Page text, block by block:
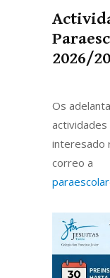
2026/
Os
actividades
interesado
correo a